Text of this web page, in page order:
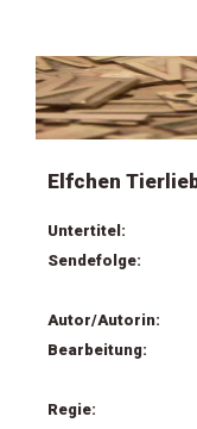
Elfchen
Untertitel:
Sendefolge:
Autor/Autorin:
Bearbeitung:
Regie: